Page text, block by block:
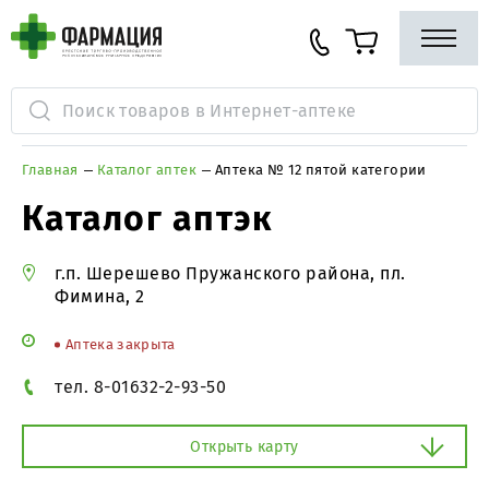
Главная Каталог аптек Аптека № 12 пятой категории
Каталог аптэк
г.п. Шерешево Пружанского района, пл.
Фимина, 2
Аптека закрыта
тел. 8-01632-2-93-50
Открыть карту